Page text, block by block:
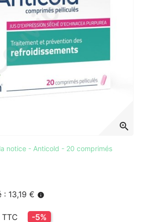
zoom_in
notice - Anticold - 20 comprimés
13,19 € info
TTC -5%